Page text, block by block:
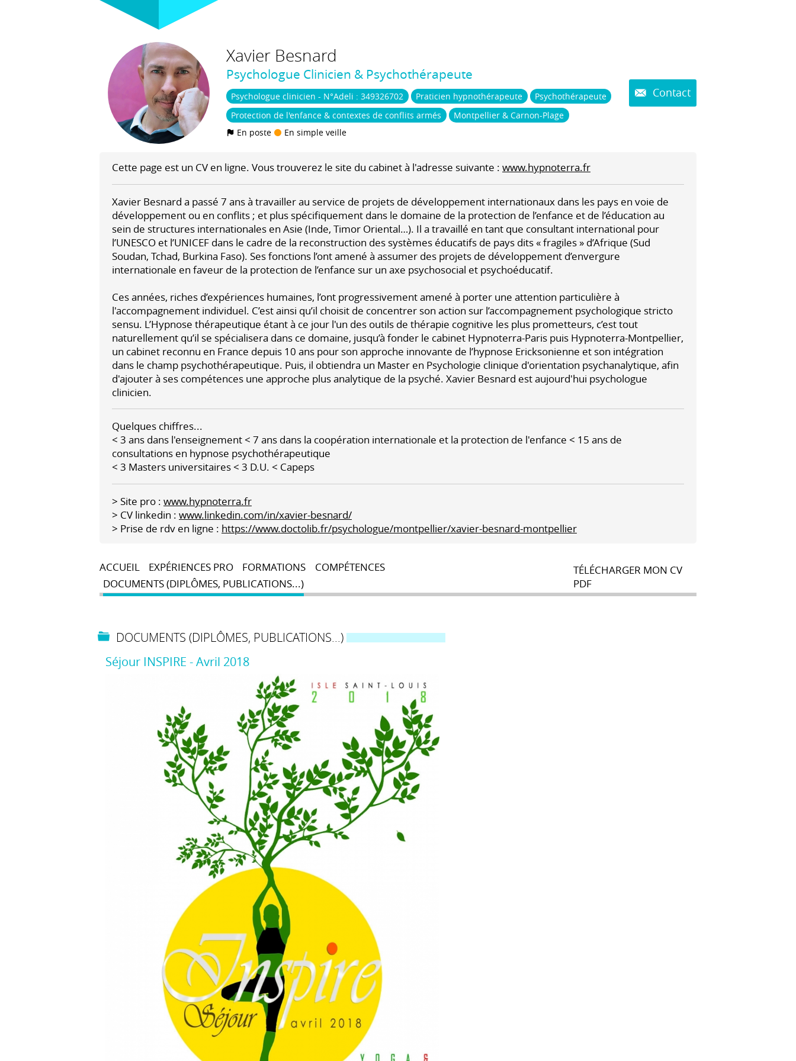
Xavier Besnard
Psychologue Clinicien & Psychothérapeute
Psychologue clinicien - N°Adeli : 349326702 Praticien hypnothérapeute
Psychothérapeute
Protection de l'enfance & contextes de conflits armés
Montpellier & Carnon-Plage
En poste
En simple veille
Contact
Cette page est un CV en ligne. Vous trouverez le site du cabinet à l'adresse suivante : www.hypnoterra.fr
Xavier Besnard a passé 7 ans à travailler au service de projets de développement internationaux dans les pays en voie de
développement ou en conflits ; et plus spécifiquement dans le domaine de la protection de l’enfance et de l’éducation au
sein de structures internationales en Asie (Inde, Timor Oriental…). Il a travaillé en tant que consultant international pour
l’UNESCO et l’UNICEF dans le cadre de la reconstruction des systèmes éducatifs de pays dits « fragiles » d’Afrique (Sud
Soudan, Tchad, Burkina Faso). Ses fonctions l’ont amené à assumer des projets de développement d’envergure
internationale en faveur de la protection de l’enfance sur un axe psychosocial et psychoéducatif.
Ces années, riches d’expériences humaines, l’ont progressivement amené à porter une attention particulière à
l'accompagnement individuel. C’est ainsi qu’il choisit de concentrer son action sur l’accompagnement psychologique stricto
sensu. L’Hypnose thérapeutique étant à ce jour l'un des outils de thérapie cognitive les plus prometteurs, c’est tout
naturellement qu’il se spécialisera dans ce domaine, jusqu’à fonder le cabinet Hypnoterra-Paris puis Hypnoterra-Montpellier,
un cabinet reconnu en France depuis 10 ans pour son approche innovante de l’hypnose Ericksonienne et son intégration
dans le champ psychothérapeutique. Puis, il obtiendra un Master en Psychologie clinique d'orientation psychanalytique, afin
d'ajouter à ses compétences une approche plus analytique de la psyché. Xavier Besnard est aujourd'hui psychologue
clinicien.
Quelques chiffres...
< 3 ans dans l'enseignement < 7 ans dans la coopération internationale et la protection de l'enfance < 15 ans de
consultations en hypnose psychothérapeutique
< 3 Masters universitaires < 3 D.U. < Capeps
> Site pro : www.hypnoterra.fr
> CV linkedin : www.linkedin.com/in/xavier-besnard/
> Prise de rdv en ligne : https://www.doctolib.fr/psychologue/montpellier/xavier-besnard-montpellier
ACCUEIL EXPÉRIENCES PRO FORMATIONS
COMPÉTENCES
DOCUMENTS (DIPLÔMES, PUBLICATIONS...)
TÉLÉCHARGER MON CV
PDF
DOCUMENTS (DIPLÔMES, PUBLICATIONS...)
Séjour INSPIRE - Avril 2018